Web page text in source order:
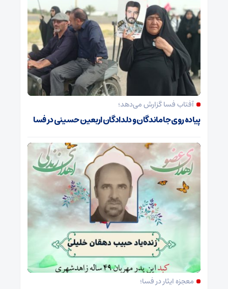
آفتاب فسا گزارش می‌دهد؛
پیاده روی جاماندگان و دلدادگان اربعین حسینی در فسا
معجزه ایثار در فسا؛